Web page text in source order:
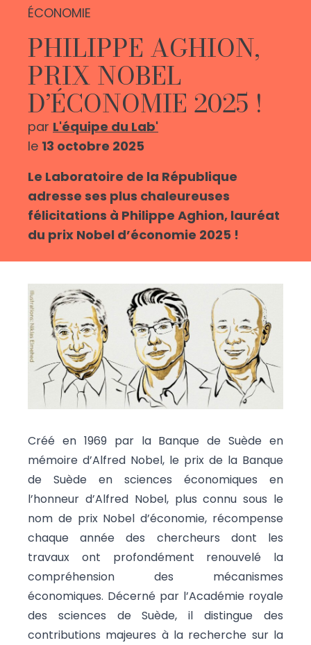
ÉCONOMIE
PHILIPPE AGHION,
PRIX NOBEL
D’ÉCONOMIE 2025 !
par L'équipe du Lab'
le 13 octobre 2025
Le Laboratoire de la République
adresse ses plus chaleureuses
félicitations à Philippe Aghion, lauréat
du prix Nobel d’économie 2025 !
Créé en 1969 par la Banque de Suède en
mémoire d’Alfred Nobel, le prix de la Banque
de Suède en sciences économiques en
l’honneur d’Alfred Nobel, plus connu sous le
nom de prix Nobel d’économie, récompense
chaque année des chercheurs dont les
travaux ont profondément renouvelé la
compréhension des mécanismes
économiques. Décerné par l’Académie royale
des sciences de Suède, il distingue des
contributions majeures à la recherche sur la